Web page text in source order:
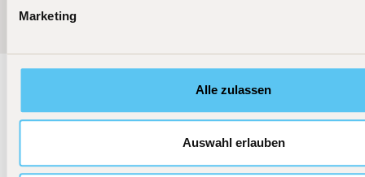
Marketing
Alle zulassen
Auswahl erlauben
Stay up to date
BIT Capital's equity and crypto funds invest globally
in tomorrow's technology leaders.